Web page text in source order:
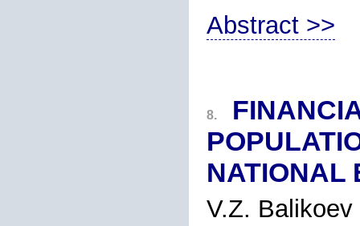
Abstract >>
8.
NATIONAL
V.Z. Balikoev